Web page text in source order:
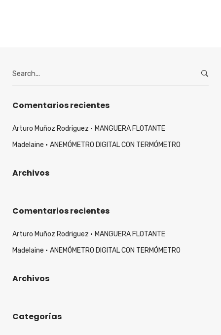
Comentarios recientes
Arturo Muñoz Rodriguez
MANGUERA FLOTANTE
Madelaine
ANEMÓMETRO DIGITAL CON TERMÓMETRO
Archivos
Comentarios recientes
Arturo Muñoz Rodriguez
MANGUERA FLOTANTE
Madelaine
ANEMÓMETRO DIGITAL CON TERMÓMETRO
Archivos
Categorías